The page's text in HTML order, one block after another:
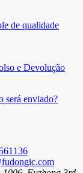
de qualidade
e Devolução
será enviado?